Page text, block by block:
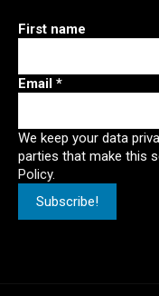
First name
Email *
We keep your data
parties that make this
Policy.